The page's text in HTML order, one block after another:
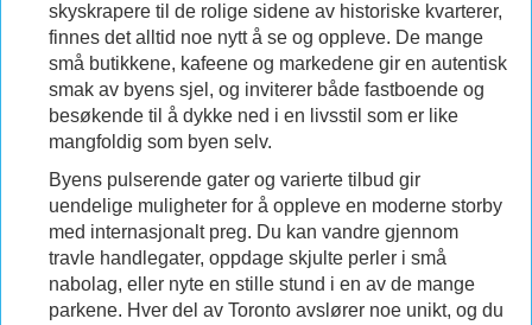
skyskrapere til de rolige sidene av historiske kvarterer,
finnes det alltid noe nytt å se og oppleve. De mange
små butikkene, kafeene og markedene gir en autentisk
smak av byens sjel, og inviterer både fastboende og
besøkende til å dykke ned i en livsstil som er like
mangfoldig som byen selv.
Byens pulserende gater og varierte tilbud gir
uendelige muligheter for å oppleve en moderne storby
med internasjonalt preg. Du kan vandre gjennom
travle handlegater, oppdage skjulte perler i små
nabolag, eller nyte en stille stund i en av de mange
parkene. Hver del av Toronto avslører noe unikt, og du